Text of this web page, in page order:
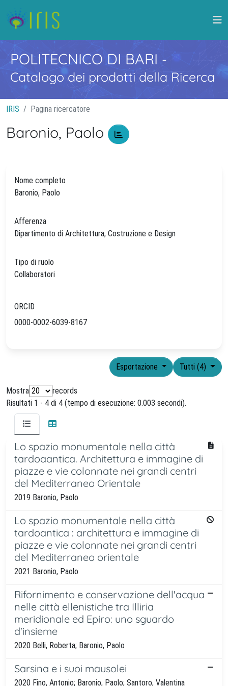
POLITECNICO DI BARI -
Catalogo dei prodotti della Ricerca
IRIS Pagina ricercatore
Baronio, Paolo
Nome completo
Baronio, Paolo
Afferenza
Dipartimento di Architettura, Costruzione e Design
Tipo di ruolo
Collaboratori
ORCID
0000-0002-6039-8167
Tutti (4)
Esportazione
Mostra
records
Risultati 1 - 4 di 4 (tempo di esecuzione: 0.003 secondi).
Lo spazio monumentale nella città
tardoaantica. Architettura e immagine di
piazze e vie colonnate nei grandi centri
del Mediterraneo Orientale
2019 Baronio, Paolo
Lo spazio monumentale nella città
tardoantica : architettura e immagine di
piazze e vie colonnate nei grandi centri
del Mediterraneo orientale
2021 Baronio, Paolo
Rifornimento e conservazione dell'acqua
nelle città ellenistiche tra Illiria
meridionale ed Epiro: uno sguardo
d'insieme
2020 Belli, Roberta; Baronio, Paolo
Sarsina e i suoi mausolei
2020 Fino, Antonio; Baronio, Paolo; Santoro, Valentina